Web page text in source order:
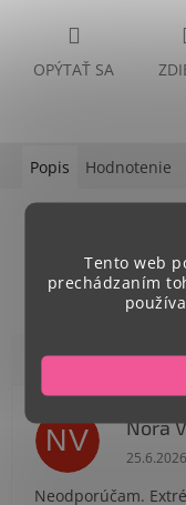
Tento web
prechádzaním
OPÝTAŤ SA
Popis Hodnotenie
Popis produktu nie
NV Nora
25.6.2026
Neodporúčam.